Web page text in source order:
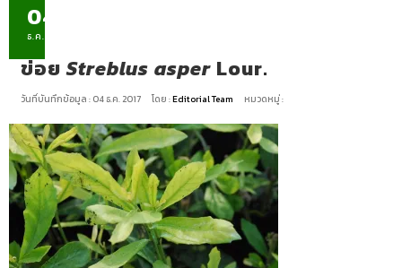
04
ธ.ค.
ข่อยStreblus asperLour.
วันที่บันทึกข้อมูล : 04 ธ.ค. 2017 โดย :Editorial Team หมวดหมู่ :